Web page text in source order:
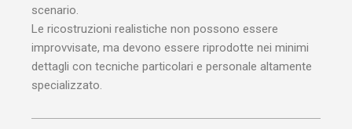
scenario.
Le ricostruzioni realistiche non possono essere
improvvisate, ma devono essere riprodotte nei minimi
dettagli con tecniche particolari e personale altamente
specializzato.